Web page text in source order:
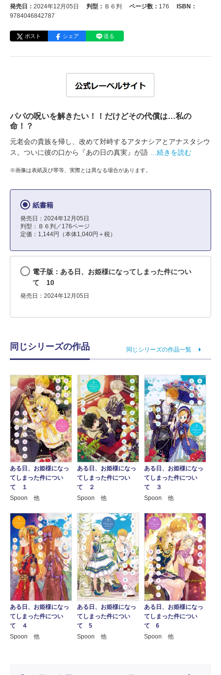
発売日： 2024年12月05日 判型： Ｂ６判 ページ数： 176
ISBN：
9784046842787
ポスト シェア 送る
パパの呪いを解きたい！！だけどその代償は…私の
命！？
元老会の貴族を帰し、改めて対峙するアタナシアとアナスタシウ
ス。ついに彼の口から『あの日の真実』が語
…続きを読む
※画像は表紙及び帯等、実際とは異なる場合があります。
紙書籍
発売日：2024年12月05日
判型：Ｂ６判／176ページ
定価：1,144円（本体1,040円＋税）
電子版：ある日、お姫様になってしまった件につい
て 10
発売日：2024年12月05日
同じシリーズの作品 同じシリーズの作品一覧
ある日、お姫様になっ
てしまった件につい
て １
Spoon 他
ある日、お姫様になっ
てしまった件につい
て ２
Spoon 他
ある日、お姫様になっ
てしまった件につい
て ３
Spoon 他
ある日、お姫様になっ
てしまった件につい
て ４
Spoon 他
ある日、お姫様になっ
てしまった件につい
て 5
Spoon 他
ある日、お姫様になっ
てしまった件につい
て 6
Spoon 他